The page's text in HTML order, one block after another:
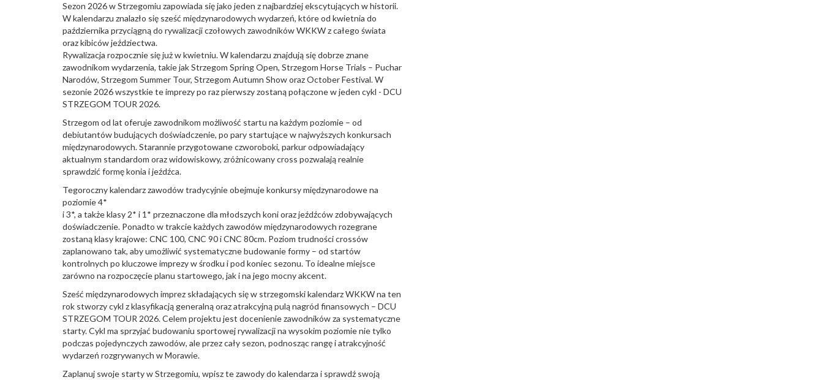
Sezon 2026 w Strzegomiu zapowiada się jako jeden z najbardziej ekscytujących w historii.
W kalendarzu znalazło się sześć międzynarodowych wydarzeń, które od kwietnia do
października przyciągną do rywalizacji czołowych zawodników WKKW z całego świata
oraz kibiców jeździectwa.
Rywalizacja rozpocznie się już w kwietniu. W kalendarzu znajdują się dobrze znane
zawodnikom wydarzenia, takie jak Strzegom Spring Open, Strzegom Horse Trials – Puchar
Narodów, Strzegom Summer Tour, Strzegom Autumn Show oraz October Festival. W
sezonie 2026 wszystkie te imprezy po raz pierwszy zostaną połączone w jeden cykl - DCU
STRZEGOM TOUR 2026.
Strzegom od lat oferuje zawodnikom możliwość startu na każdym poziomie – od
debiutantów budujących doświadczenie, po pary startujące w najwyższych konkursach
międzynarodowych. Starannie przygotowane czworoboki, parkur odpowiadający
aktualnym standardom oraz widowiskowy, zróżnicowany cross pozwalają realnie
sprawdzić formę konia i jeźdźca.
Tegoroczny kalendarz zawodów tradycyjnie obejmuje konkursy międzynarodowe na
poziomie 4*
i 3*, a także klasy 2* i 1* przeznaczone dla młodszych koni oraz jeźdźców zdobywających
doświadczenie. Ponadto w trakcie każdych zawodów międzynarodowych rozegrane
zostaną klasy krajowe: CNC 100, CNC 90 i CNC 80cm. Poziom trudności crossów
zaplanowano tak, aby umożliwić systematyczne budowanie formy – od startów
kontrolnych po kluczowe imprezy w środku i pod koniec sezonu. To idealne miejsce
zarówno na rozpoczęcie planu startowego, jak i na jego mocny akcent.
Sześć międzynarodowych imprez składających się w strzegomski kalendarz WKKW na ten
rok stworzy cykl z klasyfikacją generalną oraz atrakcyjną pulą nagród finansowych – DCU
STRZEGOM TOUR 2026. Celem projektu jest docenienie zawodników za systematyczne
starty. Cykl ma sprzyjać budowaniu sportowej rywalizacji na wysokim poziomie nie tylko
podczas pojedynczych zawodów, ale przez cały sezon, podnosząc rangę i atrakcyjność
wydarzeń rozgrywanych w Morawie.
Zaplanuj swoje starty w Strzegomiu, wpisz te zawody do kalendarza i sprawdź swoją